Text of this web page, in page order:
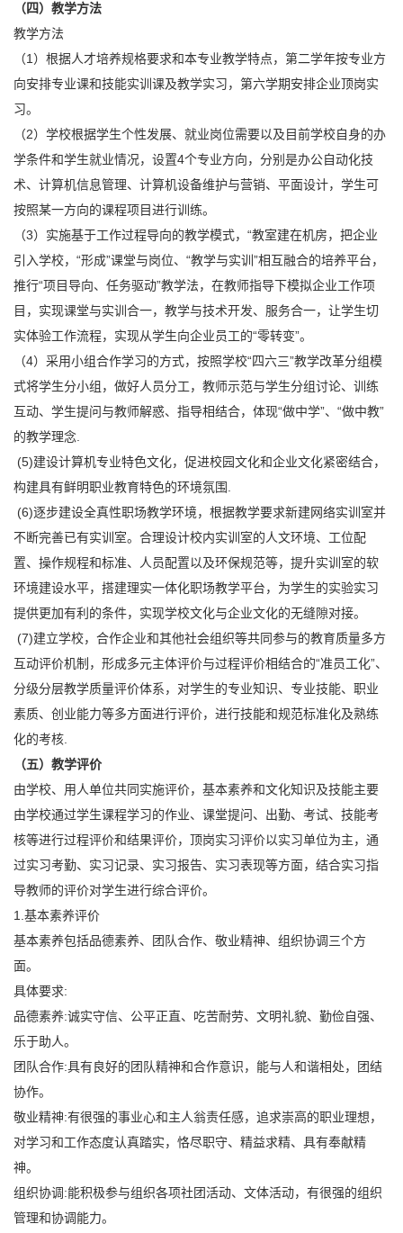
（四）教学方法
教学方法
（1）根据人才培养规格要求和本专业教学特点，第二学年按专业方
向安排专业课和技能实训课及教学实习，第六学期安排企业顶岗实
习。
（2）学校根据学生个性发展、就业岗位需要以及目前学校自身的办
学条件和学生就业情况，设置4个专业方向，分别是办公自动化技
术、计算机信息管理、计算机设备维护与营销、平面设计，学生可
按照某一方向的课程项目进行训练。
（3）实施基于工作过程导向的教学模式，“教室建在机房，把企业
引入学校，“形成”课堂与岗位、“教学与实训”相互融合的培养平台，
推行“项目导向、任务驱动”教学法，在教师指导下模拟企业工作项
目，实现课堂与实训合一，教学与技术开发、服务合一，让学生切
实体验工作流程，实现从学生向企业员工的“零转变”。
（4）采用小组合作学习的方式，按照学校“四六三”教学改革分组模
式将学生分小组，做好人员分工，教师示范与学生分组讨论、训练
互动、学生提问与教师解惑、指导相结合，体现“做中学”、“做中教”
的教学理念.
(5)建设计算机专业特色文化，促进校园文化和企业文化紧密结合，
构建具有鲜明职业教育特色的环境氛围.
(6)逐步建设全真性职场教学环境，根据教学要求新建网络实训室并
不断完善已有实训室。合理设计校内实训室的人文环境、工位配
置、操作规程和标准、人员配置以及环保规范等，提升实训室的软
环境建设水平，搭建理实一体化职场教学平台，为学生的实验实习
提供更加有利的条件，实现学校文化与企业文化的无缝隙对接。
(7)建立学校，合作企业和其他社会组织等共同参与的教育质量多方
互动评价机制，形成多元主体评价与过程评价相结合的“准员工化”、
分级分层教学质量评价体系，对学生的专业知识、专业技能、职业
素质、创业能力等多方面进行评价，进行技能和规范标准化及熟练
化的考核.
（五）教学评价
由学校、用人单位共同实施评价，基本素养和文化知识及技能主要
由学校通过学生课程学习的作业、课堂提问、出勤、考试、技能考
核等进行过程评价和结果评价，顶岗实习评价以实习单位为主，通
过实习考勤、实习记录、实习报告、实习表现等方面，结合实习指
导教师的评价对学生进行综合评价。
1.基本素养评价
基本素养包括品德素养、团队合作、敬业精神、组织协调三个方
面。
具体要求:
品德素养:诚实守信、公平正直、吃苦耐劳、文明礼貌、勤俭自强、
乐于助人。
团队合作:具有良好的团队精神和合作意识，能与人和谐相处，团结
协作。
敬业精神:有很强的事业心和主人翁责任感，追求崇高的职业理想，
对学习和工作态度认真踏实，恪尽职守、精益求精、具有奉献精
神。
组织协调:能积极参与组织各项社团活动、文体活动，有很强的组织
管理和协调能力。